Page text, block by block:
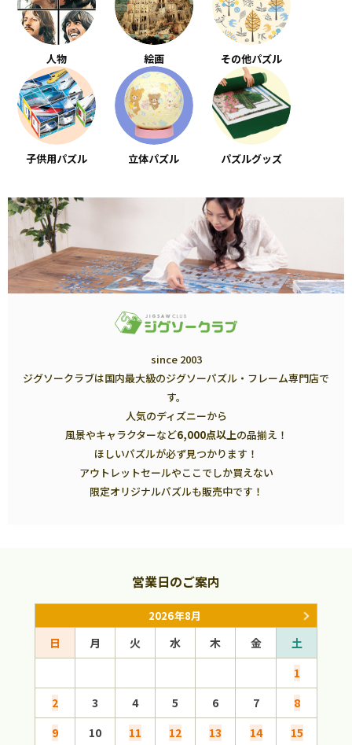
人物 絵画 その他パズル
子供用パズル 立体パズル パズルグッズ
since 2003
ジグソークラブは国内最大級のジグソーパズル・フレーム専門店で
す。
人気のディズニーから
風景やキャラクターなど6,000点以上の品揃え！
ほしいパズルが必ず見つかります！
アウトレットセールやここでしか買えない
限定オリジナルパズルも販売中です！
営業日のご案内
2026年8月
日 月 火 水 木 金
土
1
2
3 4 5 6 7
8
9
10 11 12 13 14
15